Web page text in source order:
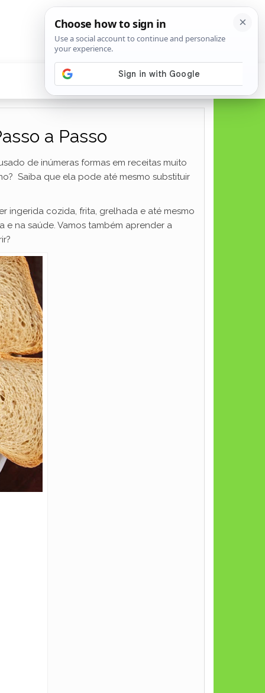
a Passo
de inúmeras formas em receitas muito
Saiba que ela pode até mesmo substituir
ingerida cozida, frita, grelhada e até mesmo
na saúde. Vamos também aprender a